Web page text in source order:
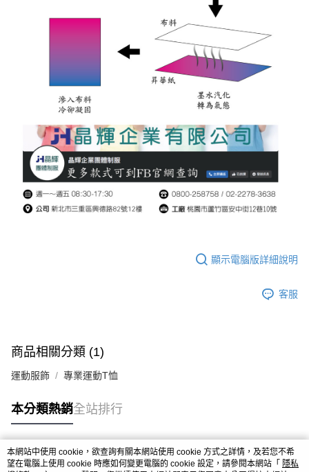
顯示電腦版詳細說明
客服
商品相關分類 (1)
運動服飾 專業運動T恤
本分類熱銷全站排行
熱門標籤
本網站中使用 cookie，欲查詢有關本網站使用 cookie 方式之詳情，及若您不希
望在電腦上使用 cookie 時應如何變更電腦的 cookie 設定，請參閱本網站「 隱私